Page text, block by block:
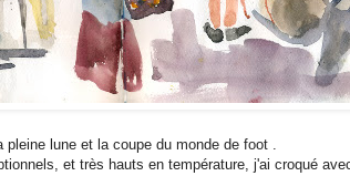
lune et la coupe du monde de foot .
et très hauts en température, j'ai croqué